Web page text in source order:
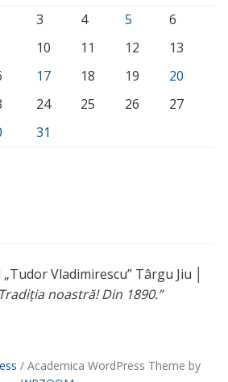
3 4 5
6
10 11 12
13
17 18 19
20
24 25 26
27
31
Vladimirescu” Târgu Jiu │
noastră! Din 1890.”
/ Academica WordPress Theme by